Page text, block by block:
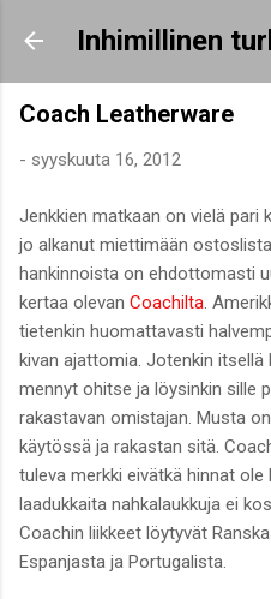
Siirry
Inhimillinen
Coach Leatherware
- syyskuuta 16, 2012
Jenkkien matkaan on vielä pari
jo alkanut miettimään
hankinnoista on ehdottomasti
kertaa olevan Coachilta .
tietenkin huomattavasti
kivan ajattomia. Jotenkin
mennyt ohitse ja löysinkin sille
rakastavan omistajan. Musta
käytössä ja rakastan sitä.
tuleva merkki eivätkä hinnat ole
laadukkaita nahkalaukkuja ei
Coachin liikkeet löytyvät
Espanjasta ja Portugalista.